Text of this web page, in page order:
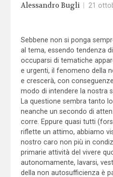
Alessandro Bugli 21
Sebbene non si ponga
al tema, essendo tendenza
occuparsi di tematiche
e urgenti, il fenomeno della
e crescerà, con
modo di intendere la nostra
La questione sembra tanto
neanche un secondo di
corre. Eppure quasi tutti
riflette un attimo, abbiamo
nostro caro non più in
primarie attività del vivere
autonomamente, lavarsi,
della non autosufficienza è